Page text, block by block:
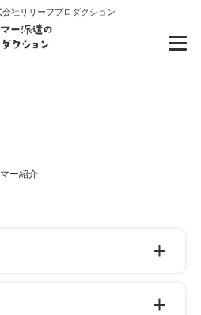
社リリーフプロダクション
ー紹介